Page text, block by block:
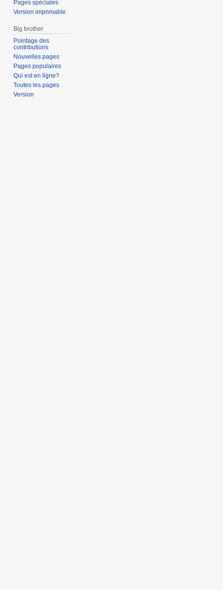
Pages spéciales
Version imprimable
Big brother
Pointage des
contributions
Nouvelles pages
Pages populaires
Qui est en ligne?
Toutes les pages
Version